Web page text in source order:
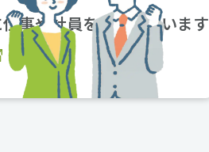
事や社員を紹介しています